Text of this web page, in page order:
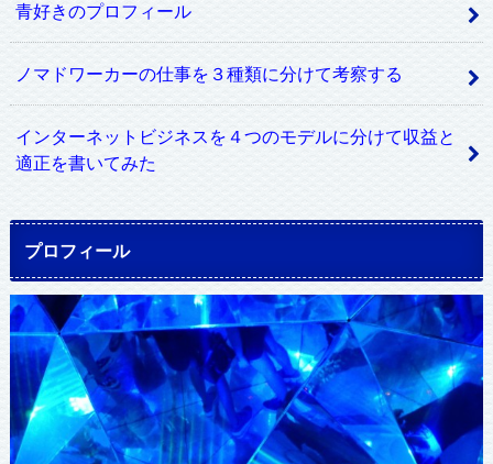
青好きのプロフィール
ノマドワーカーの仕事を３種類に分けて考察する
インターネットビジネスを４つのモデルに分けて収益と
適正を書いてみた
プロフィール